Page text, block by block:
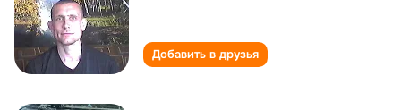
Добавить в друзья